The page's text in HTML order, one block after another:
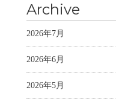
Archive
2026年7月
2026年6月
2026年5月